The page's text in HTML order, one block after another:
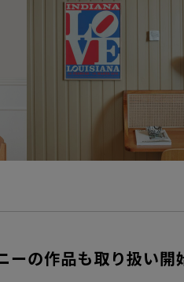
ーの作品も取り扱い開